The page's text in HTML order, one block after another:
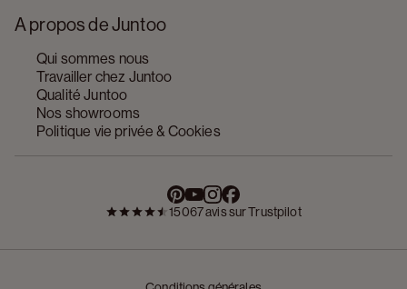
A propos de Juntoo
Qui sommes nous
Travailler chez Juntoo
Qualité Juntoo
Nos showrooms
Politique vie privée & Cookies
15067 avis sur Trustpilot